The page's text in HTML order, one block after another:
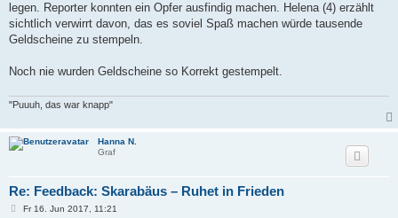
legen. Reporter konnten ein Opfer ausfindig machen. Helena (4) erzählt
sichtlich verwirrt davon, das es soviel Spaß machen würde tausende
Geldscheine zu stempeln.
Noch nie wurden Geldscheine so Korrekt gestempelt.
"Puuuh, das war knapp"
Hanna N.
Graf
Re: Feedback: Skarabäus – Ruhet in Frieden
BFr 16. Jun 2017, 11:21